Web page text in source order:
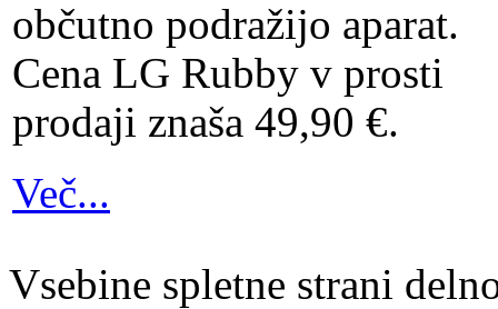
občutno podražijo aparat.
Cena LG Rubby v prosti
prodaji znaša 49,90 €.
Več...
Vsebine spletne strani